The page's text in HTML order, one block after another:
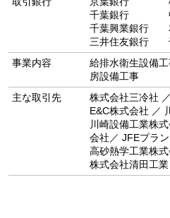
千葉銀行 中
千葉興業銀行
三井住友銀行
事業内容
給排水衛生設備
房設備工事
主な取引先
株式会社三冷社
E&C株式会社 ／
川崎設備工業株
会社／ JFEプラ
高砂熱学工業株
株式会社清田工業